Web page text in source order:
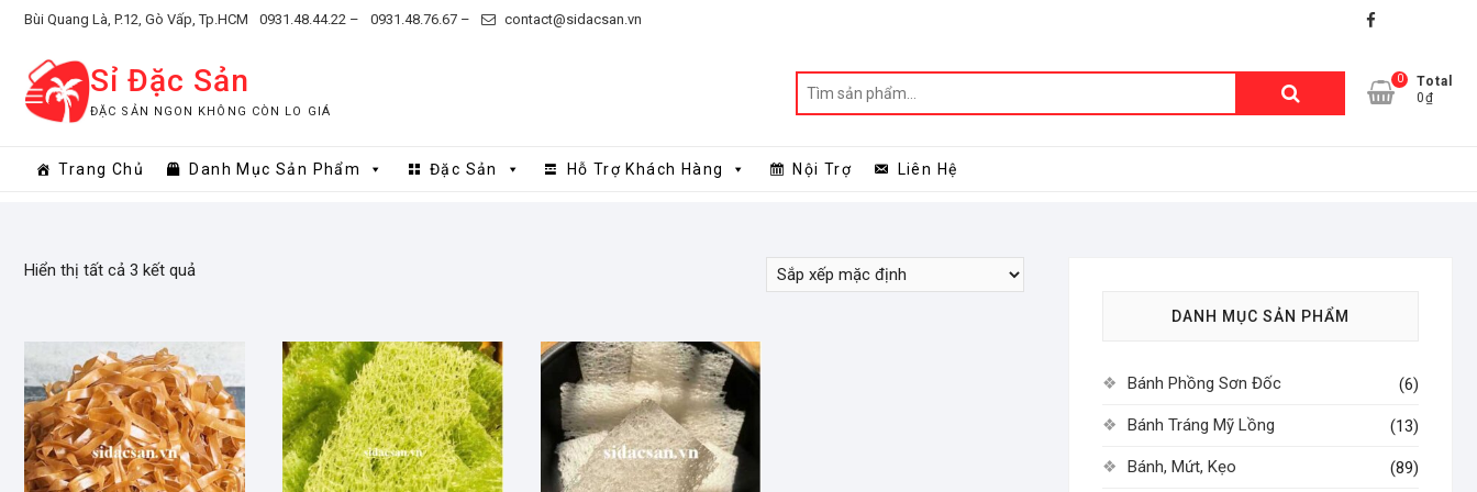
Skip
content
Bùi Quang Là, P.12, Gò Vấp, Tp.HCM 0931.48.44.22 – 0931.48.76.67 – contact@sidacsan.vn facebook
Sỉ Đặc Sản
ĐẶC SẢN NGON KHÔNG CÒN LO GIÁ
0
Total
0₫
Trang Chủ Danh Mục Sản Phẩm Đặc Sản Hỗ Trợ Khách Hàng Nội Trợ Liên Hệ
Hiển thị tất cả 3 kết quả
DANH MỤC SẢN PHẨM
Bánh Phồng Sơn Đốc (6)
Bánh Tráng Mỹ Lồng (13)
Bánh, Mứt, Kẹo (89)